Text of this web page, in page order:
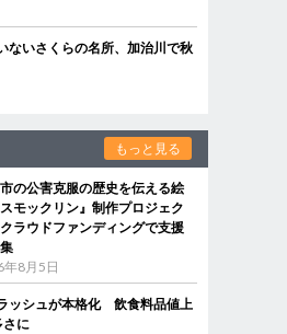
ないさくらの名所、加治川で秋
もっと見る
の公害克服の歴史を伝える絵
モックリン』制作プロジェク
ラウドファンディングで支援
年8月5日
ッシュが本格化 飲食料品値上
さに